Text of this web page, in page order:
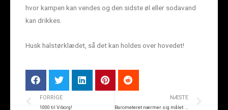
hvor kampen kan vendes og den sidste øl eller sodavand
kan drikkes.
Husk halstørklædet, så det kan holdes over hovedet!
FORRIGE
1000 til Viborg!
NÆSTE
Barometeret nærmer sig målet: Familietribunen næsten udsolgt